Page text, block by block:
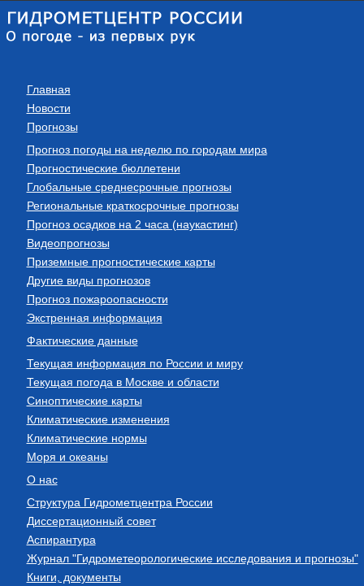
Главная
Новости
Прогнозы
Прогноз погоды на неделю по городам мира
Прогностические бюллетени
Глобальные среднесрочные прогнозы
Региональные краткосрочные прогнозы
Прогноз осадков на 2 часа (наукастинг)
Видеопрогнозы
Приземные прогностические карты
Другие виды прогнозов
Прогноз пожароопасности
Экстренная информация
Фактические данные
Текущая информация по России и миру
Текущая погода в Москве и области
Синоптические карты
Климатические изменения
Климатические нормы
Моря и океаны
О нас
Структура Гидрометцентра России
Диссертационный совет
Аспирантура
Журнал "Гидрометеорологические исследования и прогнозы"
Книги, документы